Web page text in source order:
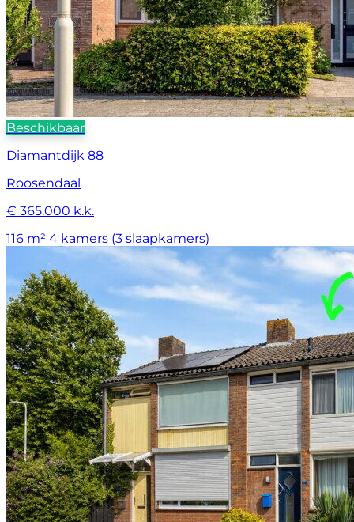
Beschikbaar
Diamantdijk 88
Roosendaal
€ 365.000 k.k.
116 m² 4 kamers (3 slaapkamers)